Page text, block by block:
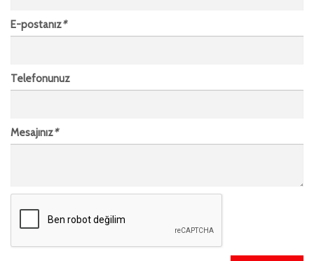
E-postanız*
Telefonunuz
Mesajınız*